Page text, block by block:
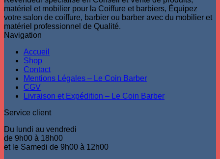
matériel et mobilier pour la Coiffure et barbiers, Équipez
votre salon de coiffure, barbier ou barber avec du mobilier et
matériel professionnel de Qualité.
Navigation
Accueil
Shop
Contact
Mentions Légales – Le Coin Barber
CGV
Livraison et Expédition – Le Coin Barber
Service client
Du lundi au vendredi
de 9h00 à 18h00
et le Samedi de 9h00 à 12h00